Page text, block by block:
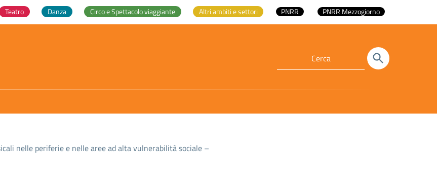
Teatro Danza Circo e Spettacolo viaggiante Altri ambiti e settori PNRR PNRR Mezzogiorno
nelle periferie e nelle aree ad alta vulnerabilità sociale –